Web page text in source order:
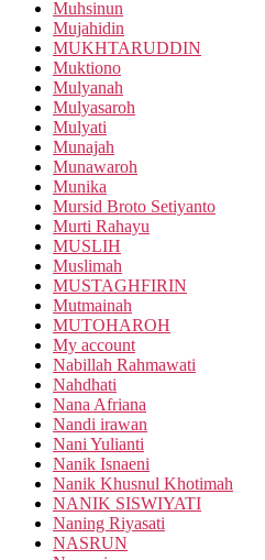
Muhsinun
Mujahidin
MUKHTARUDDIN
Muktiono
Mulyanah
Mulyasaroh
Mulyati
Munajah
Munawaroh
Munika
Mursid Broto Setiyanto
Murti Rahayu
MUSLIH
Muslimah
MUSTAGHFIRIN
Mutmainah
MUTOHAROH
My account
Nabillah Rahmawati
Nahdhati
Nana Afriana
Nandi irawan
Nani Yulianti
Nanik Isnaeni
Nanik Khusnul Khotimah
NANIK SISWIYATI
Naning Riyasati
NASRUN